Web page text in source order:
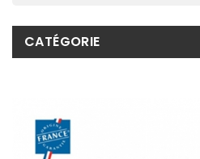
CATÉGORIE